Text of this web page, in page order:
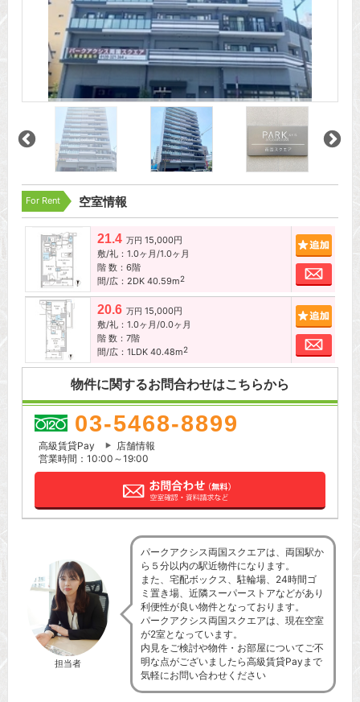
For Rent 空室情報
21.4 万円 15,000円
敷/礼：1.0ヶ月/1.0ヶ月
階 数：6階
間/広：2DK 40.59m2
お問
20.6 万円 15,000円
敷/礼：1.0ヶ月/0.0ヶ月
階 数：7階
間/広：1LDK 40.48m2
お問
物件に関するお問合わせはこちらから
03-5468-8899
高級賃貸Pay
店舗情報
営業時間：10:00～19:00
担当者
パークアクシス両国スクエアは、両国駅か
ら５分以内の駅近物件になります。
また、宅配ボックス、駐輪場、24時間ゴ
ミ置き場、近隣スーパーストアなどがあり
利便性が良い物件となっております。
パークアクシス両国スクエアは、現在空室
が2室となっています。
内見をご検討や物件・お部屋についてご不
明な点がございましたら高級賃貸Payまで
気軽にお問い合わせください